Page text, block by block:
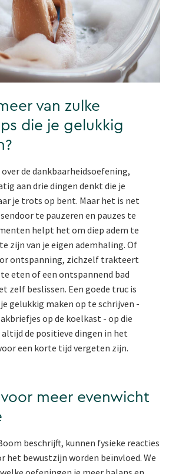
van zulke
die je gelukkig
de dankbaarheidsoefening,
aan drie dingen denkt die je
je trots op bent. Maar het is net
te pauzeren en pauzes te
helpt het om diep adem te
zijn van je eigen ademhaling. Of
ontspanning, zichzelf trakteert
eten of een ontspannend bad
zelf beslissen. Een goede truc is
gelukkig maken op te schrijven -
op de koelkast - op die
de positieve dingen in het
een korte tijd vergeten zijn.
meer evenwicht
beschrijft, kunnen fysieke reacties
het bewustzijn worden beïnvloed. We